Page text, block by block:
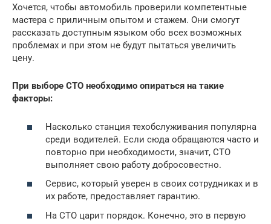
Хочется, чтобы автомобиль проверили компетентные
мастера с приличным опытом и стажем. Они смогут
рассказать доступным языком обо всех возможных
проблемах и при этом не будут пытаться увеличить
цену.
При выборе СТО необходимо опираться на такие
факторы:
Насколько станция техобслуживания популярна
среди водителей. Если сюда обращаются часто и
повторно при необходимости, значит, СТО
выполняет свою работу добросовестно.
Сервис, который уверен в своих сотрудниках и в
их работе, предоставляет гарантию.
На СТО царит порядок. Конечно, это в первую